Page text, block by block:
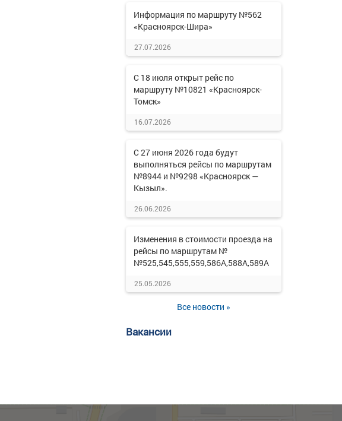
Информация по маршруту №562
«Красноярск-Шира»
27.07.2026
С 18 июля открыт рейс по
маршруту №10821 «Красноярск-
Томск»
16.07.2026
С 27 июня 2026 года будут
выполняться рейсы по маршрутам
№8944 и №9298 «Красноярск —
Кызыл».
26.06.2026
Изменения в стоимости проезда на
рейсы по маршрутам №
№525,545,555,559,586А,588А,589А
25.05.2026
Все новости »
Вакансии